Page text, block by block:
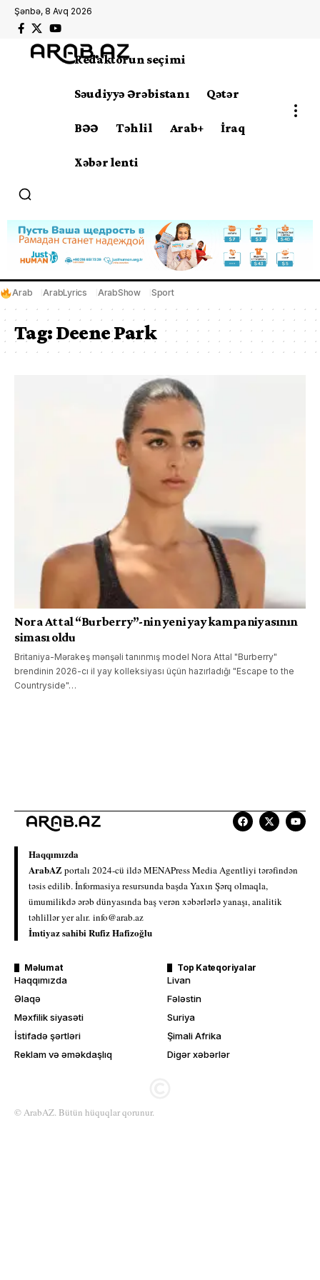
Şənbə, 8 Avq 2026
Redaktorun seçimi
Səudiyyə Ərəbistanı Qətər
BƏƏ Təhlil Arab+ İraq
Xəbər lenti
Arab ArabLyrics ArabShow Sport
Tag:Deene Park
Nora Attal “Burberry”-nin yeni yay kampaniyasının
siması oldu
Britaniya-Mərakeş mənşəli tanınmış model Nora Attal "Burberry"
brendinin 2026-cı il yay kolleksiyası üçün hazırladığı "Escape to the
Countryside"…
Haqqımızda
ArabAZportalı 2024-cü ildə MENAPress Media Agentliyi tərəfindən
təsis edilib. İnformasiya resursunda başda Yaxın Şərq olmaqla,
ümumilikdə ərəb dünyasında baş verən xəbərlərlə yanaşı, analitik
təhlillər yer alır. info@arab.az
İmtiyaz sahibi Rufiz Hafizoğlu
Məlumat
Haqqımızda
Əlaqə
Məxfilik siyasəti
İstifadə şərtləri
Reklam və əməkdaşlıq
Top Kateqoriyalar
Livan
Fələstin
Suriya
Şimali Afrika
Digər xəbərlər
© ArabAZ. Bütün hüquqlar qorunur.